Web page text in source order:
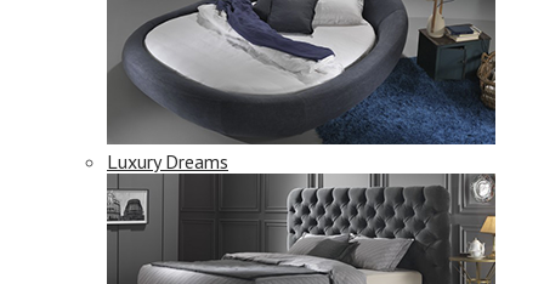
Luxury Dreams